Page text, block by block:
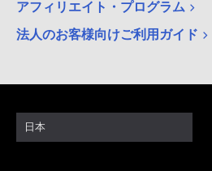
アフィリエイト・プログラム
法人のお客様向けご利用ガイド
日本